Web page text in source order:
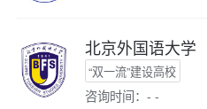
北京外国语大学
“双一流”建设高校
咨询时间：- -